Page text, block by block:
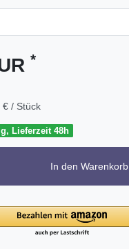
*
€ / Stück
Lieferzeit 48h
In den Warenkorb